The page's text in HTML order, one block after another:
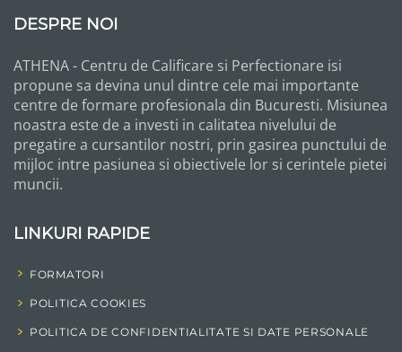
DESPRE NOI
ATHENA - Centru de Calificare si Perfectionare isi
propune sa devina unul dintre cele mai importante
centre de formare profesionala din Bucuresti. Misiunea
noastra este de a investi in calitatea nivelului de
pregatire a cursantilor nostri, prin gasirea punctului de
mijloc intre pasiunea si obiectivele lor si cerintele pietei
muncii.
LINKURI RAPIDE
FORMATORI
POLITICA COOKIES
POLITICA DE CONFIDENTIALITATE SI DATE PERSONALE